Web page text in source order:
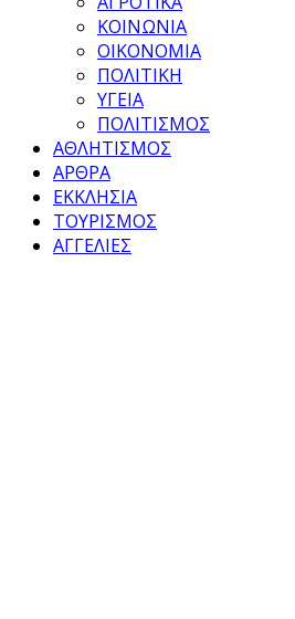
ΚΟΙΝΩΝΙΑ
ΟΙΚΟΝΟΜΙΑ
ΠΟΛΙΤΙΚΗ
ΥΓΕΙΑ
ΠΟΛΙΤΙΣΜΟΣ
ΑΘΛΗΤΙΣΜΟΣ
ΑΡΘΡΑ
ΕΚΚΛΗΣΙΑ
ΤΟΥΡΙΣΜΟΣ
ΑΓΓΕΛΙΕΣ